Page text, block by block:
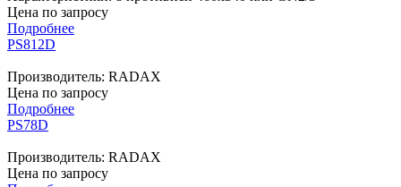
Цена по запросу
Подробнее
PS812D
Производитель: RADAX
Цена по запросу
Подробнее
PS78D
Производитель: RADAX
Цена по запросу